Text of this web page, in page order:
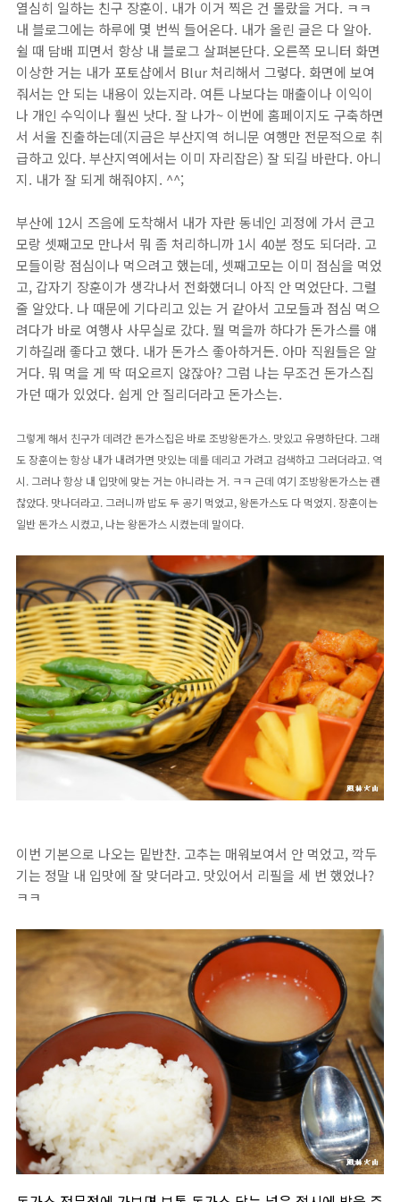
열심히 일하는 친구 장훈이. 내가 이거 찍은 건 몰랐을 거다. ㅋㅋ
내 블로그에는 하루에 몇 번씩 들어온다. 내가 올린 글은 다 알아.
쉴 때 담배 피면서 항상 내 블로그 살펴본단다. 오른쪽 모니터 화면
이상한 거는 내가 포토샵에서 Blur 처리해서 그렇다. 화면에 보여
줘서는 안 되는 내용이 있는지라. 여튼 나보다는 매출이나 이익이
나 개인 수익이나 훨씬 낫다. 잘 나가~ 이번에 홈페이지도 구축하면
서 서울 진출하는데(지금은 부산지역 허니문 여행만 전문적으로 취
급하고 있다. 부산지역에서는 이미 자리잡은) 잘 되길 바란다. 아니
지. 내가 잘 되게 해줘야지. ^^;
부산에 12시 즈음에 도착해서 내가 자란 동네인 괴정에 가서 큰고
모랑 셋째고모 만나서 뭐 좀 처리하니까 1시 40분 정도 되더라. 고
모들이랑 점심이나 먹으려고 했는데, 셋째고모는 이미 점심을 먹었
고, 갑자기 장훈이가 생각나서 전화했더니 아직 안 먹었단다. 그럴
줄 알았다. 나 때문에 기다리고 있는 거 같아서 고모들과 점심 먹으
려다가 바로 여행사 사무실로 갔다. 뭘 먹을까 하다가 돈가스를 얘
기하길래 좋다고 했다. 내가 돈가스 좋아하거든. 아마 직원들은 알
거다. 뭐 먹을 게 딱 떠오르지 않잖아? 그럼 나는 무조건 돈가스집
가던 때가 있었다. 쉽게 안 질리더라고 돈가스는.
그렇게 해서 친구가 데려간 돈가스집은 바로 조방왕돈가스. 맛있고 유명하단다. 그래
도 장훈이는 항상 내가 내려가면 맛있는 데를 데리고 가려고 검색하고 그러더라고. 역
시. 그러나 항상 내 입맛에 맞는 거는 아니라는 거. ㅋㅋ 근데 여기 조방왕돈가스는 괜
찮았다. 맛나더라고. 그러니까 밥도 두 공기 먹었고, 왕돈가스도 다 먹었지. 장훈이는
일반 돈가스 시켰고, 나는 왕돈가스 시켰는데 말이다.
이번 기본으로 나오는 밑반찬. 고추는 매워보여서 안 먹었고, 깍두
기는 정말 내 입맛에 잘 맞더라고. 맛있어서 리필을 세 번 했었나?
ㅋㅋ